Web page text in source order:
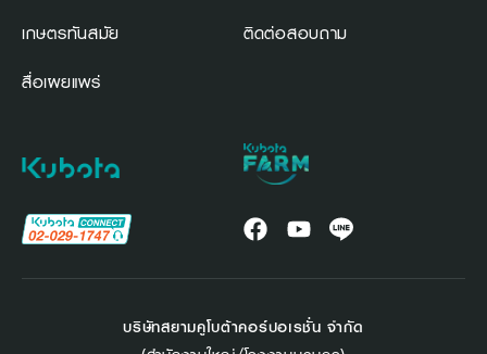
เกษตรทันสมัย
สื่อเผยแพร่
ติดต่อสอบถาม
บริษัทสยามคูโบต้าคอร์ปอเรชั่น จำกัด